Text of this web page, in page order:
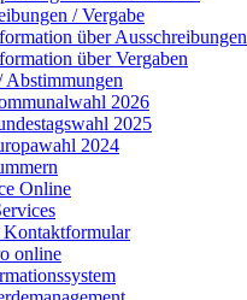
/ Vergabe
über Ausschreibungen
über Vergaben
Abstimmungen
2026
2025
2024
Online
Kontaktformular
online